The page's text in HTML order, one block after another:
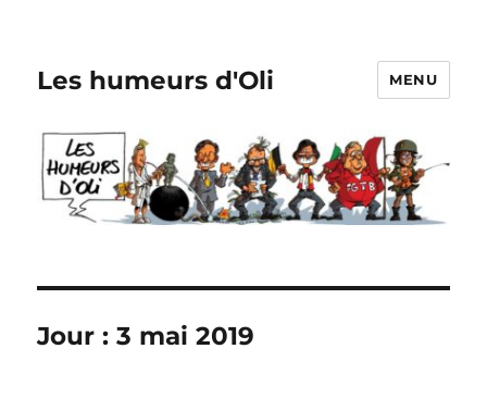
Les humeurs d'Oli MENU
Jour :3 mai 2019